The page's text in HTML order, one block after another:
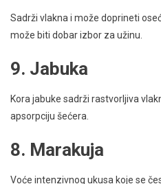
Sadrži vlakna i može doprineti
može biti dobar izbor za užinu.
9. Jabuka
Kora jabuke sadrži rastvorljiva
apsorpciju šećera.
8. Marakuja
Voće intenzivnog ukusa koje se